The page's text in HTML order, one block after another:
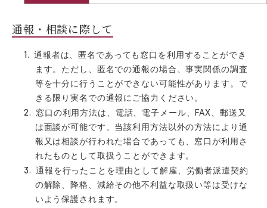
通報・相談に際して
通報者は、匿名であっても窓口を利用することができ
ます。ただし、匿名での通報の場合、事実関係の調査
等を十分に行うことができない可能性があります。で
きる限り実名での通報にご協力ください。
窓口の利用方法は、電話、電子メール、FAX、郵送又
は面談が可能です。当該利用方法以外の方法により通
報又は相談が行われた場合であっても、窓口が利用さ
れたものとして取扱うことができます。
通報を行ったことを理由として解雇、労働者派遣契約
の解除、降格、減給その他不利益な取扱い等は受けな
いよう保護されます。